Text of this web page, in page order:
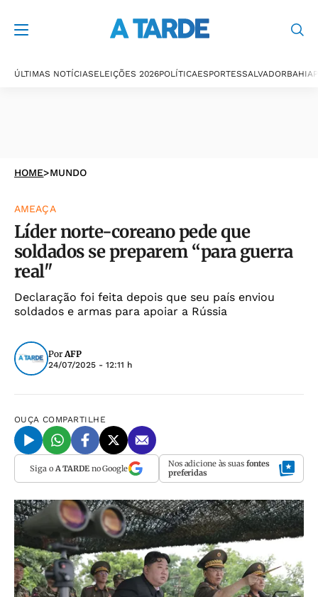
ÚLTIMAS NOTÍCIASELEIÇÕES 2026POLÍTICAESPORTESSALVADORBAHIA
HOME>MUNDO
AMEAÇA
Líder norte-coreano pede que
soldados se preparem “para guerra
real"
Declaração foi feita depois que seu país enviou
soldados e armas para apoiar a Rússia
PorAFP
24/07/2025 - 12:11 h
OUÇA COMPARTILHE
Siga o A TARDEno Google Nos adicione às suas fontes
preferidas